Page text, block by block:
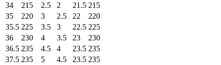
34
215 2.5 2 21.5 215
35
220 3 2.5 22
220
35.5 225 3.5 3 22.5 225
36
230 4 3.5 23
230
36.5 235 4.5 4 23.5 235
37.5 235 5 4.5 23.5 235